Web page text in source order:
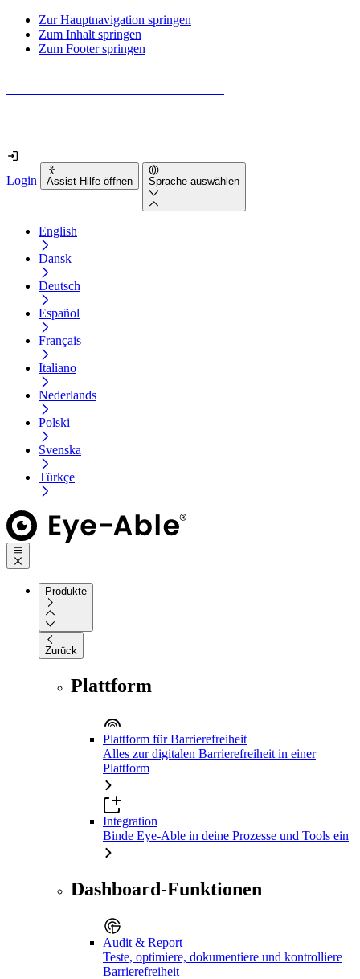
Zur Hauptnavigation springen
Zum Inhalt springen
Zum Footer springen
Login Assist Hilfe öffnen Sprache auswählen
English
Dansk
Deutsch
Español
Français
Italiano
Nederlands
Polski
Svenska
Türkçe
Produkte
Zurück
Plattform
Plattform für Barrierefreiheit
Alles zur digitalen Barrierefreiheit in einer
Plattform
Integration
Binde Eye-Able in deine Prozesse und Tools ein
Dashboard-Funktionen
Audit & Report
Teste, optimiere, dokumentiere und kontrolliere
Barrierefreiheit